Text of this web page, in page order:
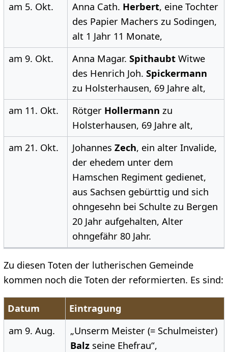
am 5. Okt.
Anna Cath. Herbert, eine Tochter
des Papier Machers zu Sodingen,
alt 1 Jahr 11 Monate,
am 9. Okt.
Anna Magar. SpithaubtWitwe
des Henrich Joh. Spickermann
zu Holsterhausen, 69 Jahre alt,
am 11. Okt.
Rötger Hollermann zu
Holsterhausen, 69 Jahre alt,
am 21. Okt.
Johannes Zech, ein alter Invalide,
der ehedem unter dem
Hamschen Regiment gedienet,
aus Sachsen gebürttig und sich
ohngesehn bei Schulte zu Bergen
20 Jahr aufgehalten, Alter
ohngefähr 80 Jahr.
Zu diesen Toten der lutherischen Gemeinde
kommen noch die Toten der reformierten. Es sind:
Datum
Eintragung
am 9. Aug.
„Unserm Meister (= Schulmeister)
Balzseine Ehefrau“,